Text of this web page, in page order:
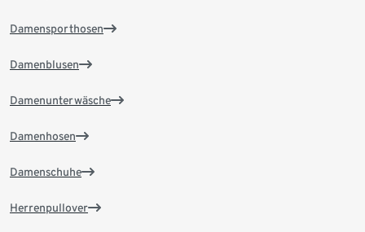
Damensporthosen
Damenblusen
Damenunterwäsche
Damenhosen
Damenschuhe
Herrenpullover